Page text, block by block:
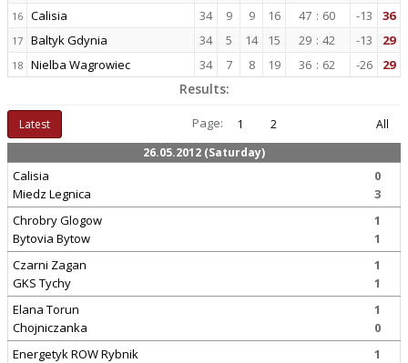
16 Calisia 34 9 9 16 47 : 60 -13 36
17 Baltyk Gdynia 34 5 14 15 29 : 42 -13 29
18 Nielba Wagrowiec 34 7 8 19 36 : 62 -26 29
Results:
Latest Page: 1 2
All
26.05.2012 (Saturday)
Calisia
Miedz Legnica
0
3
Chrobry Glogow
Bytovia Bytow
1
1
Czarni Zagan
GKS Tychy
1
1
Elana Torun
Chojniczanka
1
0
Energetyk ROW Rybnik
1